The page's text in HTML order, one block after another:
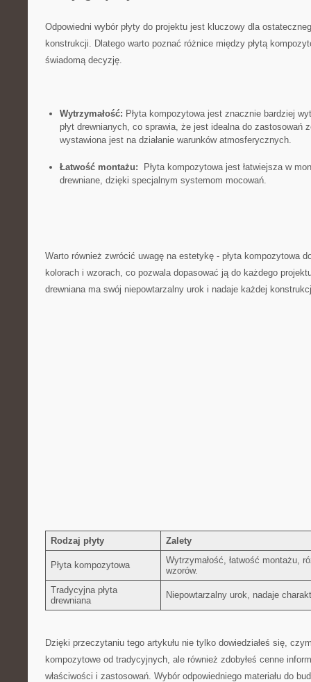
Odpowiedni wybór płyty do projektu jest kluczowy dla
⁣konstrukcji. Dlatego warto poznać‌ różnice⁣ między płytą
świadomą decyzję.
Wytrzymałość: Płyta‍ kompozytowa jest znacznie bardziej
płyt ⁣drewnianych,⁣ co sprawia, że jest idealna do ​zastosowań
wystawiona ‌jest na działanie warunków atmosferycznych.
Łatwość montażu:
Płyta kompozytowa jest łatwiejsza w
drewniane, dzięki specjalnym systemom mocowań.
Warto również⁤ zwrócić uwagę na estetykę -​ płyta kompozytowa
kolorach i wzorach, co pozwala dopasować ją do każdego
drewniana ma swój niepowtarzalny urok i nadaje każdej
Rodzaj płyty Zalety
Płyta kompozytowa
Wytrzymałość, łatwość montażu,
wzorów.
Tradycyjna płyta
drewniana
Niepowtarzalny urok, nadaje
Dzięki przeczytaniu⁣ tego artykułu nie tylko dowiedziałeś się,
kompozytowe od tradycyjnych, ale również zdobyłeś cenne
‌właściwości i zastosowań. Wybór odpowiedniego materiału do